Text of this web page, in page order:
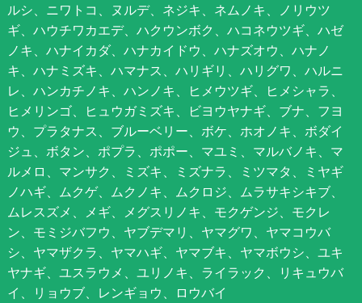
ルシ、ニワトコ、ヌルデ、ネジキ、ネムノキ、ノリウツ
ギ、ハウチワカエデ、ハクウンボク、ハコネウツギ、ハゼ
ノキ、ハナイカダ、ハナカイドウ、ハナズオウ、ハナノ
キ、ハナミズキ、ハマナス、ハリギリ、ハリグワ、ハルニ
レ、ハンカチノキ、ハンノキ、ヒメウツギ、ヒメシャラ、
ヒメリンゴ、ヒュウガミズキ、ビヨウヤナギ、ブナ、フヨ
ウ、プラタナス、ブルーベリー、ボケ、ホオノキ、ボダイ
ジュ、ボタン、ポプラ、ポポー、マユミ、マルバノキ、マ
ルメロ、マンサク、ミズキ、ミズナラ、ミツマタ、ミヤギ
ノハギ、ムクゲ、ムクノキ、ムクロジ、ムラサキシキブ、
ムレスズメ、メギ、メグスリノキ、モクゲンジ、モクレ
ン、モミジバフウ、ヤブデマリ、ヤマグワ、ヤマコウバ
シ、ヤマザクラ、ヤマハギ、ヤマブキ、ヤマボウシ、ユキ
ヤナギ、ユスラウメ、ユリノキ、ライラック、リキュウバ
イ、リョウブ、レンギョウ、ロウバイ